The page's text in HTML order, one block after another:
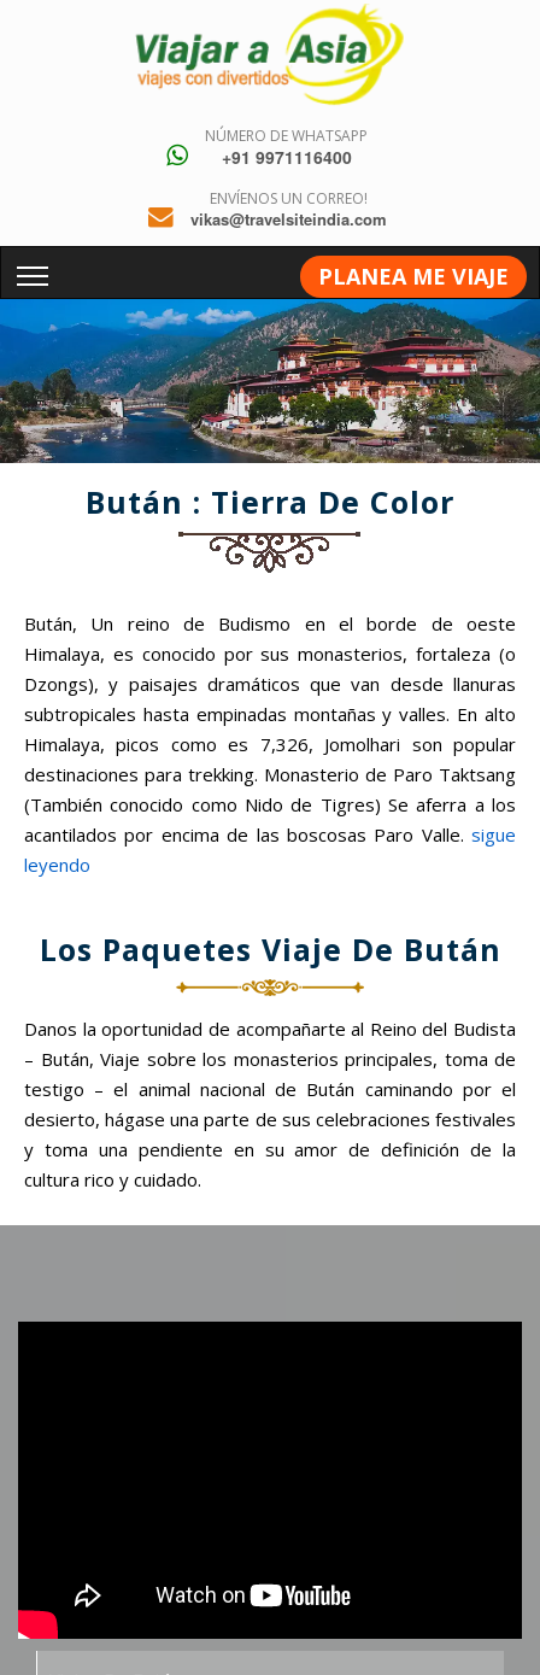
NÚMERO DE WHATSAPP
+91 9971116400
ENVÍENOS UN CORREO!
vikas@travelsiteindia.com
PLANEA ME VIAJE
Bután : Tierra De Color
Bután, Un reino de Budismo en el borde de oeste
Himalaya, es conocido por sus monasterios, fortaleza (o
Dzongs), y paisajes dramáticos que van desde llanuras
subtropicales hasta empinadas montañas y valles. En alto
Himalaya, picos como es 7,326, Jomolhari son popular
destinaciones para trekking. Monasterio de Paro Taktsang
(También conocido como Nido de Tigres) Se aferra a los
acantilados por encima de las boscosas Paro Valle. sigue
leyendo
Los Paquetes Viaje De Bután
Danos la oportunidad de acompañarte al Reino del Budista
– Bután, Viaje sobre los monasterios principales, toma de
testigo – el animal nacional de Bután caminando por el
desierto, hágase una parte de sus celebraciones festivales
y toma una pendiente en su amor de definición de la
cultura rico y cuidado.